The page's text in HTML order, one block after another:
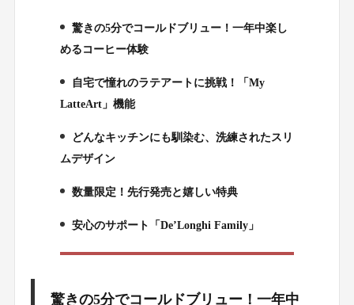
1.
驚きの5分でコールドブリュー！一年中楽し
めるコーヒー体験
自宅で憧れのラテアートに挑戦！「My
LatteArt」機能
どんなキッチンにも馴染む、洗練されたスリ
ムデザイン
4.
数量限定！先行発売と嬉しい特典
5.
安心のサポート「De’Longhi Family」
驚きの5分でコールドブリュー！一年中